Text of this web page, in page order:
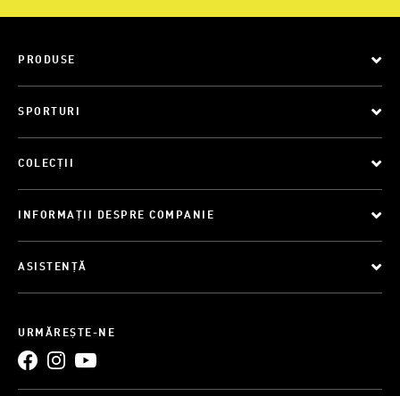
PRODUSE
SPORTURI
COLECȚII
INFORMAȚII DESPRE COMPANIE
ASISTENȚĂ
URMĂREȘTE-NE